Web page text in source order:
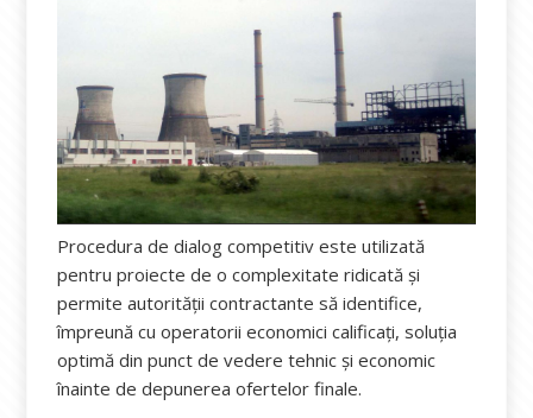
Procedura de dialog competitiv este utilizată
pentru proiecte de o complexitate ridicată și
permite autorității contractante să identifice,
împreună cu operatorii economici calificați, soluția
optimă din punct de vedere tehnic și economic
înainte de depunerea ofertelor finale.